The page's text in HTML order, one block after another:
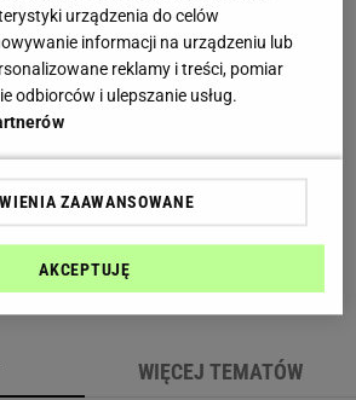
zwykły burger. Jego smak podkręca
składnik
bułki tartej dodaję do fasolki ten
Latem nie ma mowy. Ten cytrynowy
robię inaczej
WIĘCEJ TEMATÓW
urządzenia do celów
informacji na urządzeniu lub
reklamy i treści, pomiar
odbiorców i ulepszanie usług.
ZAAWANSOWANE
AKCEPTUJĘ